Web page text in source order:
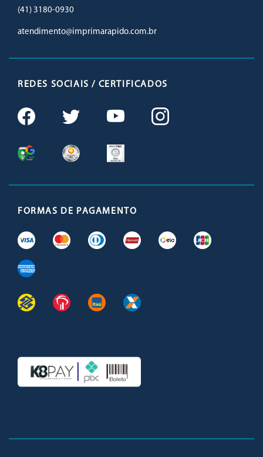
(41) 3180-0930
atendimento@imprimarapido.com.br
REDES SOCIAIS / CERTIFICADOS
FORMAS DE PAGAMENTO